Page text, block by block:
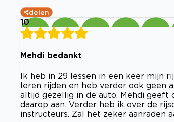
delen
10
Mehdi bedankt
Ik heb in 29 lessen in een keer mijn
leren rijden en heb verder ook geen
altijd gezellig in de auto. Mehdi
daarop aan. Verder heb ik over de
instructeurs. Zal het zeker aanraden